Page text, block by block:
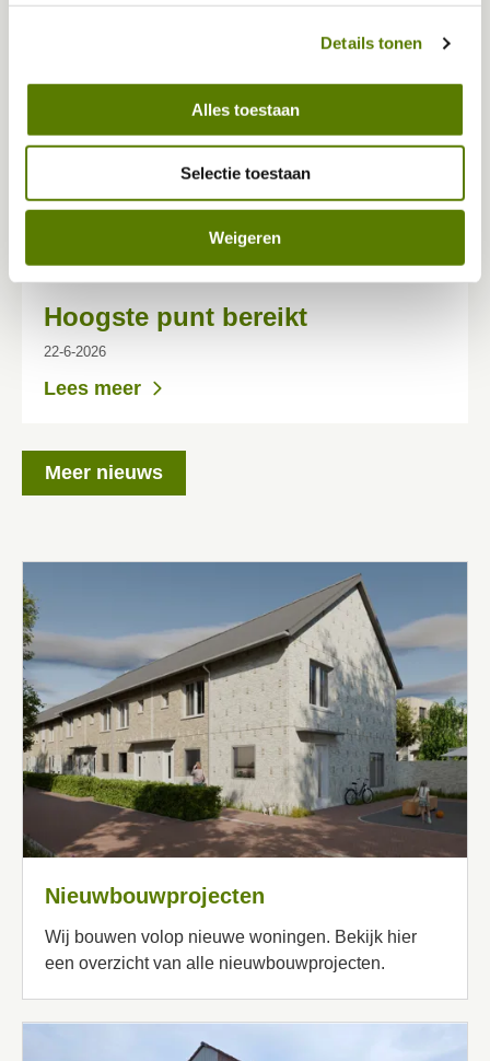
persoonsgegevens omgaan.
Details tonen
Alles toestaan
Selectie toestaan
Weigeren
Hoogste punt bereikt
22-6-2026
Lees meer
Meer nieuws
Nieuwbouwprojecten
Wij bouwen volop nieuwe woningen. Bekijk hier
een overzicht van alle nieuwbouwprojecten.